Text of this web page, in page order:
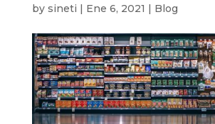
by sineti | Ene 6, 2021 | Blog